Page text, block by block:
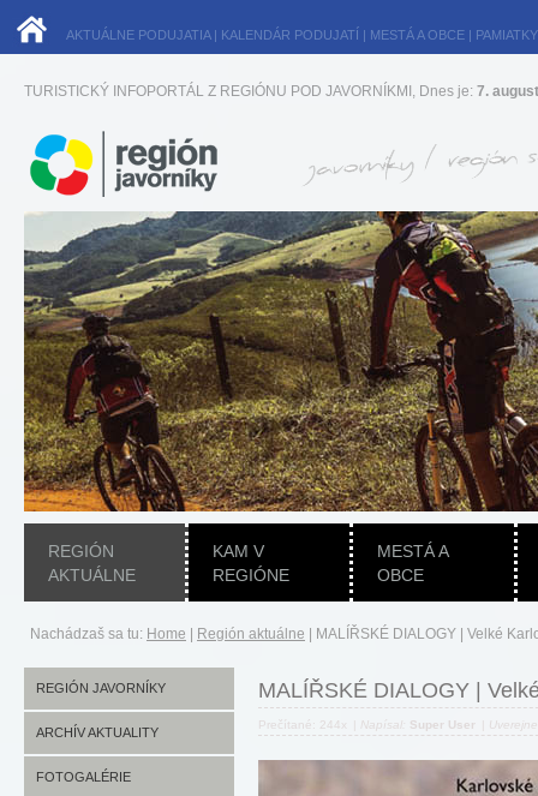
AKTUÁLNE PODUJATIA| KALENDÁR PODUJATÍ | MESTÁ A OBCE | PAMIATKY
TURISTICKÝ INFOPORTÁL Z REGIÓNU POD JAVORNÍKMI, Dnes je: 7.
REGIÓN
AKTUÁLNE
KAM V
REGIÓNE
MESTÁ A
OBCE
Nachádzaš sa tu: Home Región aktuálne MALÍŘSKÉ DIALOGY | Velké
REGIÓN JAVORNÍKY
ARCHÍV AKTUALITY
FOTOGALÉRIE
MALÍŘSKÉ DIALOGY |
Prečítané: 244x Napísal: Super User